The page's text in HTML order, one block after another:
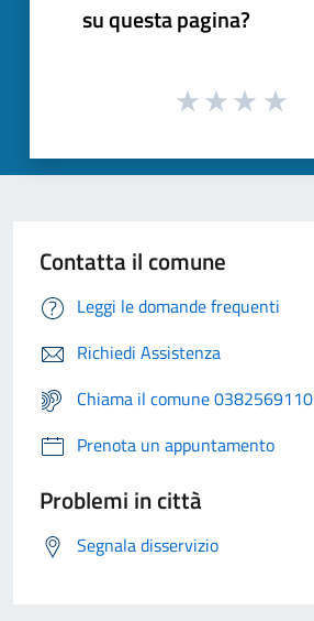
su questa pagina?
Contatta il comune
Leggi le domande frequenti
Richiedi Assistenza
Chiama il comune 0382569110
Prenota un appuntamento
Problemi in città
Segnala disservizio